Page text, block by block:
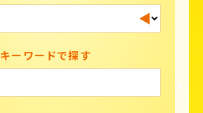
キーワードで探す